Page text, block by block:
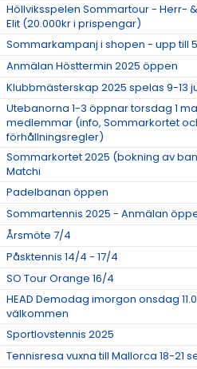
Höllviksspelen Sommartour - Herr-
Elit (20.000kr i prispengar)
Sommarkampanj i shopen - upp till
Anmälan Hösttermin 2025 öppen
Klubbmästerskap 2025 spelas 9-13
Utebanorna 1-3 öppnar torsdag 1
medlemmar (info, Sommarkortet
förhållningsregler)
Sommarkortet 2025 (bokning av
Matchi
Padelbanan öppen
Sommartennis 2025 - Anmälan
Årsmöte 7/4
Påsktennis 14/4 - 17/4
SO Tour Orange 16/4
HEAD Demodag imorgon onsdag
välkommen
Sportlovstennis 2025
Tennisresa vuxna till Mallorca 18-21